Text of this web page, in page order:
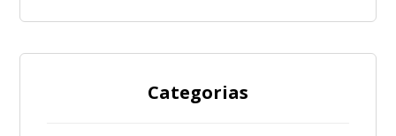
Categorias